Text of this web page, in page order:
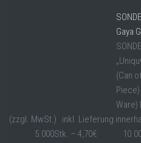
Gaya
(Can
Piece)
Ware)
(zzgl. MwSt.) inkl. Lieferung
5.000Stk. – 4,70€